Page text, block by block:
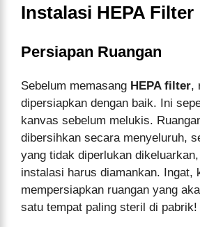
Instalasi HEPA Filter
Persiapan Ruangan
Sebelum memasang HEPA filter,
dipersiapkan dengan baik. Ini
kanvas sebelum melukis.
dibersihkan secara menyeluruh,
yang tidak diperlukan
instalasi harus diamankan. Ingat,
mempersiapkan ruangan yang
satu tempat paling steril di pabrik!